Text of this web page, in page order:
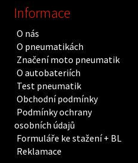
Informace
O nás
O pneumatikách
Značení moto pneumatik
O autobateriích
Test pneumatik
Obchodní podmínky
Podmínky ochrany
osobních údajů
Formuláře ke stažení + BL
Reklamace